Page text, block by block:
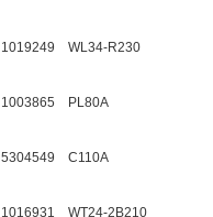
1019249 WL34-R230
1003865 PL80A
5304549 C110A
1016931 WT24-2B210